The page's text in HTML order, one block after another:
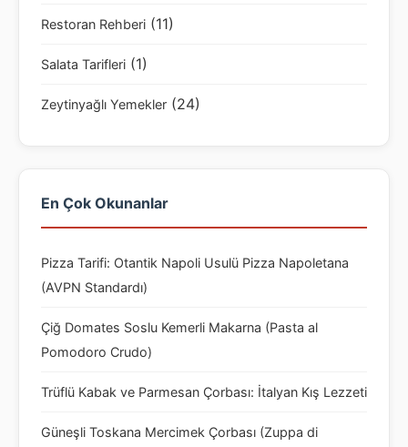
Restoran Rehberi (11)
Salata Tarifleri (1)
Zeytinyağlı Yemekler (24)
En Çok Okunanlar
Pizza Tarifi: Otantik Napoli Usulü Pizza Napoletana
(AVPN Standardı)
Çiğ Domates Soslu Kemerli Makarna (Pasta al
Pomodoro Crudo)
Trüflü Kabak ve Parmesan Çorbası: İtalyan Kış Lezzeti
Güneşli Toskana Mercimek Çorbası (Zuppa di